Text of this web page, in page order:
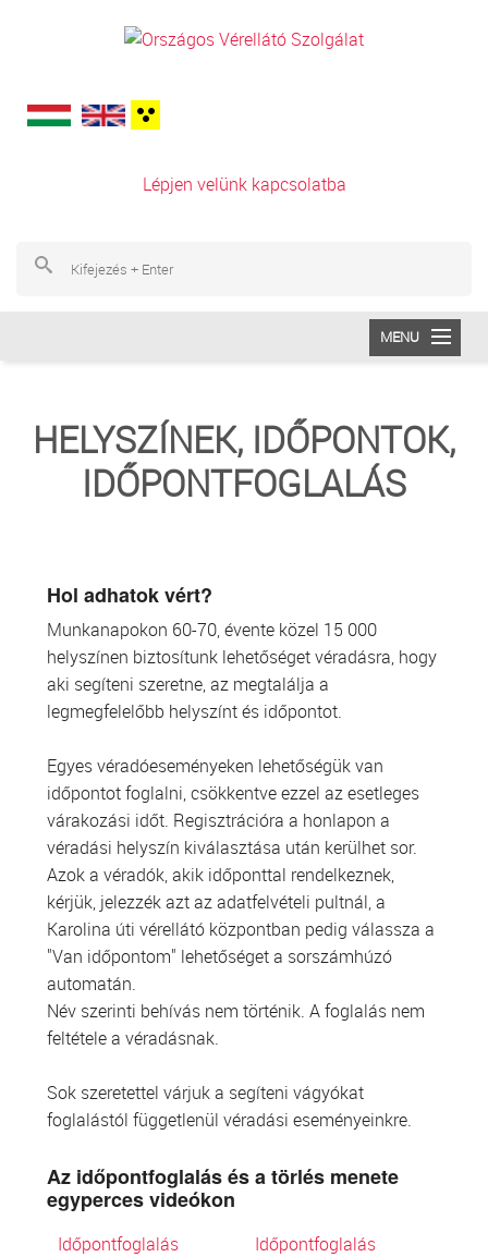
Lépjen velünk kapcsolatba
MENU
VÉRADÁS
ŐSSEJT DONÁCIÓ
VÁRÓLISTÁK
HELYSZÍNEK, IDŐPONTOK,
IDŐPONTFOGLALÁS
Hol adhatok vért?
Munkanapokon 60-70, évente közel 15 000
helyszínen biztosítunk lehetőséget véradásra, hogy
aki segíteni szeretne, az megtalálja a
legmegfelelőbb helyszínt és időpontot.
Egyes véradóeseményeken lehetőségük van
időpontot foglalni, csökkentve ezzel az esetleges
várakozási időt. Regisztrációra a honlapon a
véradási helyszín kiválasztása után kerülhet sor.
Azok a véradók, akik időponttal rendelkeznek,
kérjük, jelezzék azt az adatfelvételi pultnál, a
Karolina úti vérellátó központban pedig válassza a
"Van időpontom" lehetőséget a sorszámhúzó
automatán.
Név szerinti behívás nem történik. A foglalás nem
feltétele a véradásnak.
Sok szeretettel várjuk a segíteni vágyókat
foglalástól függetlenül véradási eseményeinkre.
Az időpontfoglalás és a törlés menete
egyperces videókon
Időpontfoglalás
Időpontfoglalás